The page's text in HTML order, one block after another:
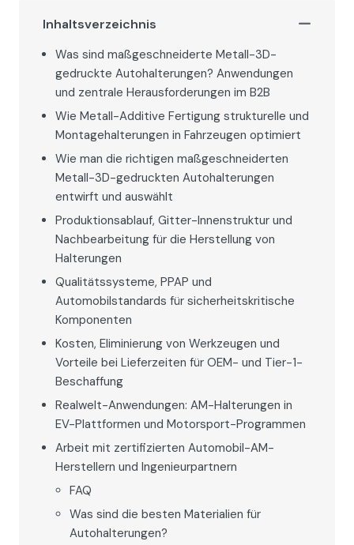
Inhaltsverzeichnis
Was sind maßgeschneiderte Metall-3D-
gedruckte Autohalterungen? Anwendungen
und zentrale Herausforderungen im B2B
Wie Metall-Additive Fertigung strukturelle und
Montagehalterungen in Fahrzeugen optimiert
Wie man die richtigen maßgeschneiderten
Metall-3D-gedruckten Autohalterungen
entwirft und auswählt
Produktionsablauf, Gitter-Innenstruktur und
Nachbearbeitung für die Herstellung von
Halterungen
Qualitätssysteme, PPAP und
Automobilstandards für sicherheitskritische
Komponenten
Kosten, Eliminierung von Werkzeugen und
Vorteile bei Lieferzeiten für OEM- und Tier-1-
Beschaffung
Realwelt-Anwendungen: AM-Halterungen in
EV-Plattformen und Motorsport-Programmen
Arbeit mit zertifizierten Automobil-AM-
Herstellern und Ingenieurpartnern
FAQ
Was sind die besten Materialien für
Autohalterungen?